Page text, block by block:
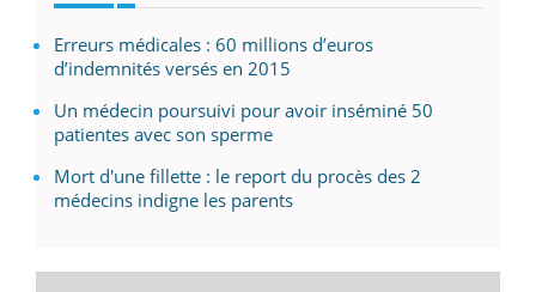
Erreurs médicales : 60 millions d’euros
d’indemnités versés en 2015
Un médecin poursuivi pour avoir inséminé 50
patientes avec son sperme
Mort d'une fillette : le report du procès des 2
médecins indigne les parents